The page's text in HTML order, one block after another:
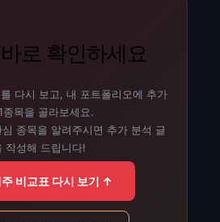
로 확인하세요
다시 보고, 내 포트폴리오에 추가
종목을 골라보세요.
종목을 알려주시면 추가 분석 글
작성해 드립니다!
비교표 다시 보기 ↑